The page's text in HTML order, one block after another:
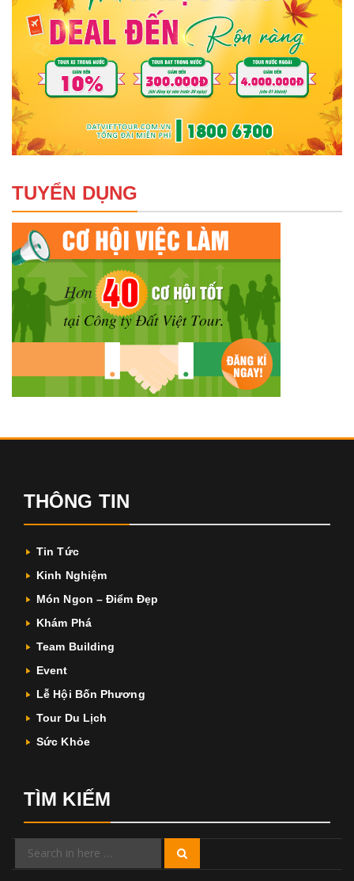
TUYỂN DỤNG
THÔNG TIN
Tin Tức
Kinh Nghiệm
Món Ngon – Điểm Đẹp
Khám Phá
Team Building
Event
Lễ Hội Bốn Phương
Tour Du Lịch
Sức Khỏe
TÌM KIẾM
Search